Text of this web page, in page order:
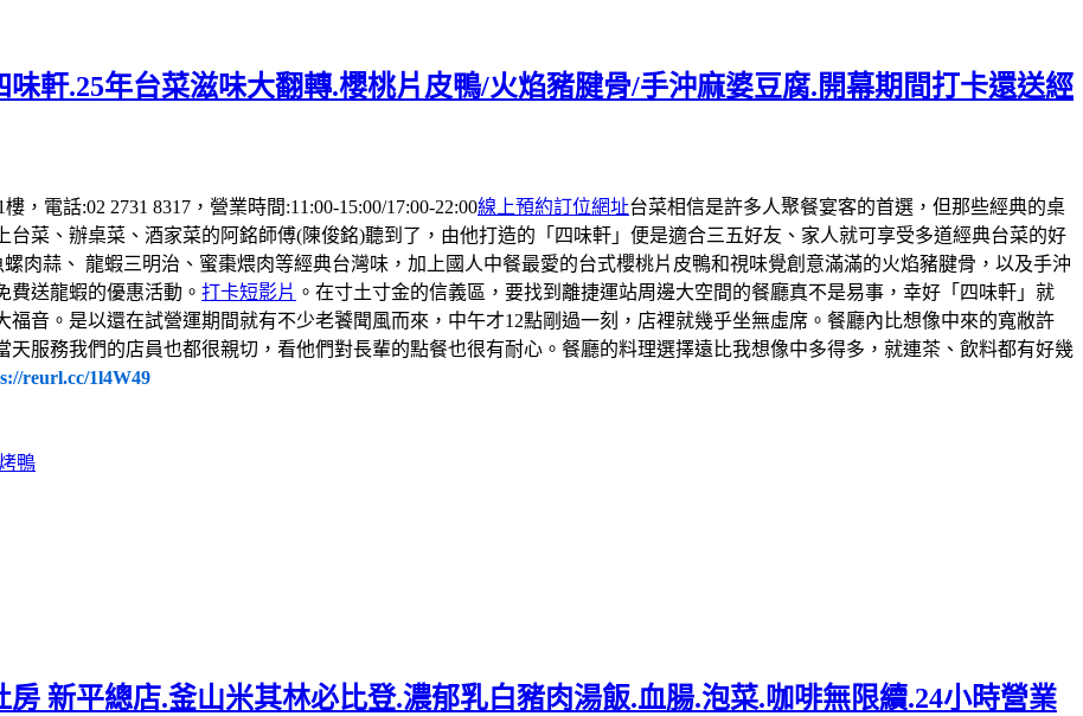
味軒.25年台菜滋味大翻轉.櫻桃片皮鴨/火焰豬腱骨/手沖麻婆豆腐.開幕期間打卡還送經
，電話:02 2731 8317，營業時間:11:00-15:00/17:00-22:00線上預約訂位網址台菜相信是許多人聚餐宴客的首選，但那些經典的桌
菜、辦桌菜、酒家菜的阿銘師傅(陳俊銘)聽到了，由他打造的「四味軒」便是適合三五好友、家人就可享受多道經典台菜的好
肉蒜、 龍蝦三明治、蜜棗煨肉等經典台灣味，加上國人中餐最愛的台式櫻桃片皮鴨和視味覺創意滿滿的火焰豬腱骨，以及手沖
費送龍蝦的優惠活動。 打卡短影片 。在寸土寸金的信義區，要找到離捷運站周邊大空間的餐廳真不是易事，幸好「四味軒」就
音。是以還在試營運期間就有不少老饕聞風而來，中午才12點剛過一刻，店裡就幾乎坐無虛席。餐廳內比想像中來的寬敝許
服務我們的店員也都很親切，看他們對長輩的點餐也很有耐心。餐廳的料理選擇遠比我想像中多得多，就連茶、飲料都有好幾
reurl.cc/1l4W49
鴨
房 新平總店.釜山米其林必比登.濃郁乳白豬肉湯飯.血腸.泡菜.咖啡無限續.24小時營業